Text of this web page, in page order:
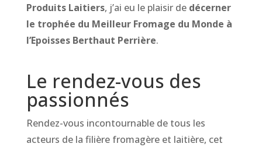
Produits Laitiers, j’ai eu le plaisir de décerner
le trophée du Meilleur Fromage du Monde à
l’Epoisses Berthaut Perrière.
Le rendez-vous des
passionnés
Rendez-vous incontournable de tous les
acteurs de la filière fromagère et laitière, cet